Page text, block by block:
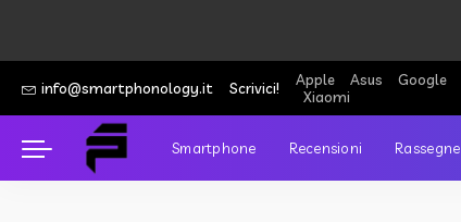
info@smartphonology.it Scrivici! Apple Asus Google
Xiaomi
Smartphone Recensioni Rassegne